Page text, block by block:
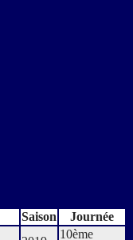
Saison
Journée
10ème